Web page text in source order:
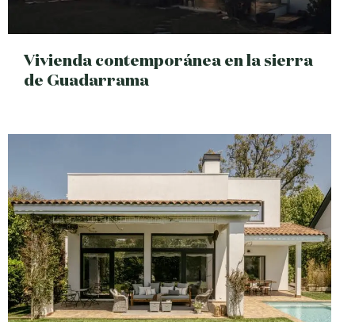
Vivienda contemporánea en la sierra
de Guadarrama